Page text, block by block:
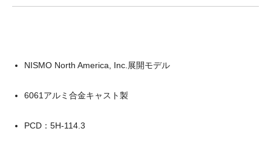
NISMO North America, Inc.展開モデル
6061アルミ合金キャスト製
PCD：5H-114.3